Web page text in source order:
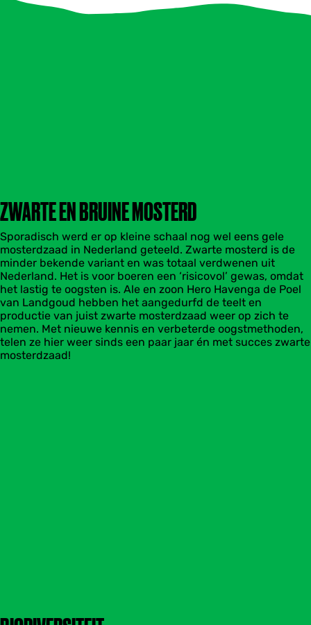
ZWARTE EN BRUINE MOSTERD
Sporadisch werd er op kleine schaal nog wel eens gele
mosterdzaad in Nederland geteeld. Zwarte mosterd is de
minder bekende variant en was totaal verdwenen uit
Nederland. Het is voor boeren een ‘risicovol’ gewas, omdat
het lastig te oogsten is. Ale en zoon Hero Havenga de Poel
van Landgoud hebben het aangedurfd de teelt en
productie van juist zwarte mosterdzaad weer op zich te
nemen. Met nieuwe kennis en verbeterde oogstmethoden,
telen ze hier weer sinds een paar jaar én met succes zwarte
mosterdzaad!